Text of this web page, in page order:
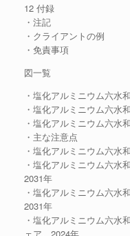
12 付録
・注記
・クライアントの例
・免責事項
図一覧
・塩化アルミニウム六水
・塩化アルミニウム六水
・塩化アルミニウム六水
・主な注意点
・塩化アルミニウム六水
・塩化アルミニウム六水
2031年
・塩化アルミニウム六水
2031年
・塩化アルミニウム六水
ェア、2024年